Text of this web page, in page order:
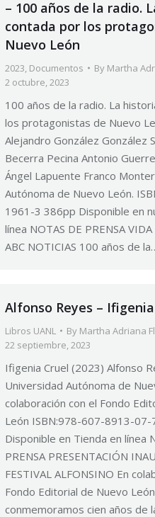
– 100 años de la radio.
contada por los
Nuevo León
2023, Documentos By Martha
2 octubre, 2023
100 años de la radio. La
los protagonistas de Nuevo
Alejandro González González
Becerra Pecina Antonio
Ángel Lapuente Franco
Autónoma de Nuevo León.
1961-3 386pp Disponible en
línea NOTAS DE PRENSA
ABC NOTICIAS 100 años de
Alfonso Reyes –
Libros UANL By Martha Adriana
22 septiembre, 2023
Ifigenia Cruel (2023) Alfonso
Universidad Autónoma de
colaboración con el Fondo
León ISBN:978-607-8913-
Disponible en Tienda en línea
PRENSA PRESENTACIÓN
FESTIVAL ALFONSINO En
Fondo Editorial de Nuevo
conmemoramos cien años de